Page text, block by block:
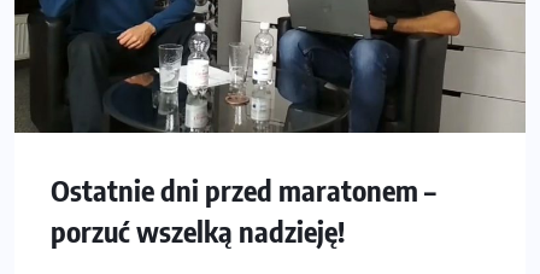
Ostatnie dni przed maratonem –
porzuć wszelką nadzieję!